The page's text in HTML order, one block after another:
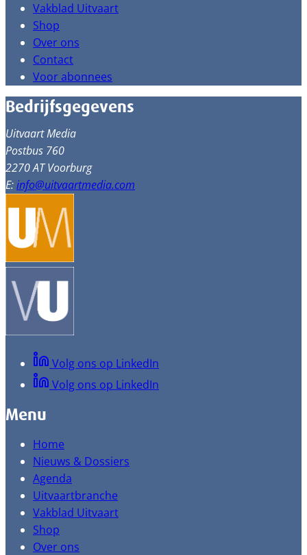
Vakblad Uitvaart
Shop
Over ons
Contact
Voor abonnees
Bedrijfsgegevens
Uitvaart Media
Postbus 760
2270 AT Voorburg
E:info@uitvaartmedia.com
Volg ons op LinkedIn
Volg ons op LinkedIn
Menu
Home
Nieuws & Dossiers
Agenda
Uitvaartbranche
Vakblad Uitvaart
Shop
Over ons